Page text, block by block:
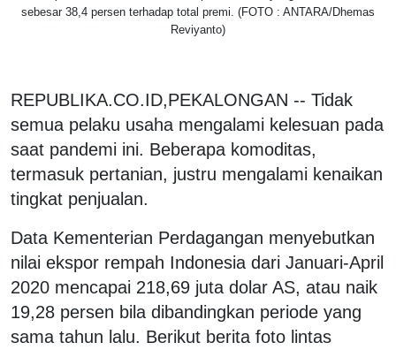
sebesar 38,4 persen terhadap total premi. (FOTO : ANTARA/Dhemas
Reviyanto)
REPUBLIKA.CO.ID,PEKALONGAN -- Tidak
semua pelaku usaha mengalami kelesuan pada
saat pandemi ini. Beberapa komoditas,
termasuk pertanian, justru mengalami kenaikan
tingkat penjualan.
Data Kementerian Perdagangan menyebutkan
nilai ekspor rempah Indonesia dari Januari-April
2020 mencapai 218,69 juta dolar AS, atau naik
19,28 persen bila dibandingkan periode yang
sama tahun lalu. Berikut berita foto lintas